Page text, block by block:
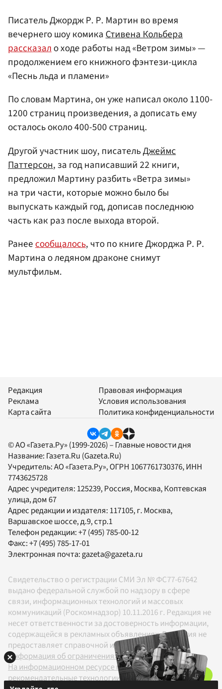
Писатель Джордж Р. Р. Мартин во время
вечернего шоу комикаСтивена Кольбера
рассказало ходе работы над «Ветром зимы» —
продолжением его книжного фэнтези-цикла
«Песнь льда и пламени»
По словам Мартина, он уже написал около 1100-
1200 страниц произведения, а дописать ему
осталось около 400-500 страниц.
Другой участник шоу, писательДжеймс
Паттерсон, за год написавший 22 книги,
предложил Мартину разбить «Ветра зимы»
на три части, которые можно было бы
выпускать каждый год, дописав последнюю
часть как раз после выхода второй.
Ранеесообщалось, что по книге Джорджа Р. Р.
Мартина о ледяном драконе снимут
мультфильм.
Редакция
Реклама
Карта сайта
Правовая информация
Условия использования
Политика конфиденциальности
© АО «Газета.Ру» (1999-2026) – Главные новости дня
Название: Газета.Ru (Gazeta.Ru)
Учредитель:АО «Газета.Ру», ОГРН 1067761730376, ИНН
7743625728
Адрес учредителя: 125239, Россия, Москва, Коптевская
улица, дом 67
Адрес редакции и издателя: 117105, г. Москва,
Варшавское шоссе, д.9, стр.1
Телефон редакции:+7 (495) 785-00-12
Факс:+7 (495) 785-17-01
Электронная почта:gazeta@gazeta.ru
Свидетельство о регистрации СМИ Эл № ФС77-67642
выдано федеральной службой по надзору в сфере
связи, информационных технологий и массовых
коммуникаций (Роскомнадзор) 10.11.2016 г. Редакция не
несет ответственности за достоверность информации,
содержащейся в рекламных объявлениях. Редакция не
предоставляет справочной информации.
Информация об ограничениях
На информационном ресурсе применяются
рекомендательные технологии в соответствии с